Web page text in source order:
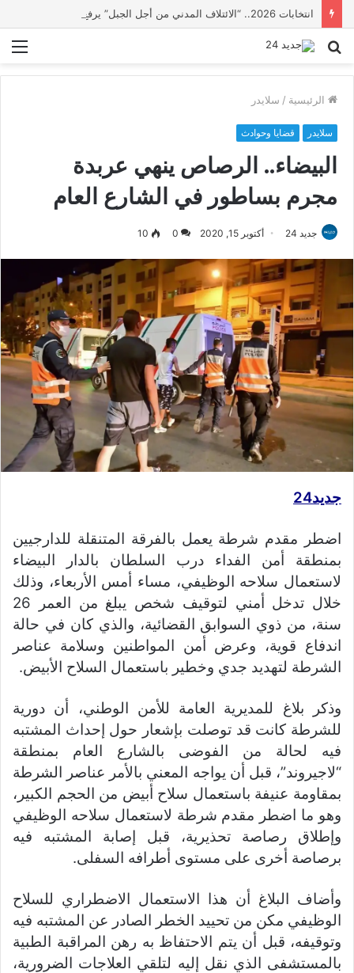
بحث
الرئيسية / سلايدر
سلايدر قضايا وحوادث
البيضاء.. الرصاص ينهي عربدة
مجرم بساطور في الشارع العام
جديد 24 أكتوبر 15, 2020 0
10
جديد24
اضطر مقدم شرطة يعمل بالفرقة المتنقلة للدارجيين
بمنطقة أمن الفداء درب السلطان بالدار البيضاء
لاستعمال سلاحه الوظيفي، مساء أمس الأربعاء، وذلك
خلال تدخل أمني لتوقيف شخص يبلغ من العمر 26
سنة، من ذوي السوابق القضائية، والذي كان في حالة
اندفاع قوية، وعرض أمن المواطنين وسلامة عناصر
الشرطة لتهديد جدي وخطير باستعمال السلاح الأبيض.
وذكر بلاغ للمديرية العامة للأمن الوطني، أن دورية
للشرطة كانت قد توصلت بإشعار حول إحداث المشتبه
فيه لحالة من الفوضى بالشارع العام بمنطقة
“لاجيروند”، قبل أن يواجه المعني بالأمر عناصر الشرطة
بمقاومة عنيفة باستعمال سلاح أبيض من الحجم الكبير،
وهو ما اضطر مقدم شرطة لاستعمال سلاحه الوظيفي
وإطلاق رصاصة تحذيرية، قبل إصابة المشتبه فيه
برصاصة أخرى على مستوى أطرافه السفلى.
وأضاف البلاغ أن هذا الاستعمال الاضطراري للسلاح
الوظيفي مكن من تحييد الخطر الصادر عن المشتبه فيه
وتوقيفه، قبل أن يتم الاحتفاظ به رهن المراقبة الطبية
بالمستشفى الذي نقل إليه لتلقي العلاجات الضرورية،